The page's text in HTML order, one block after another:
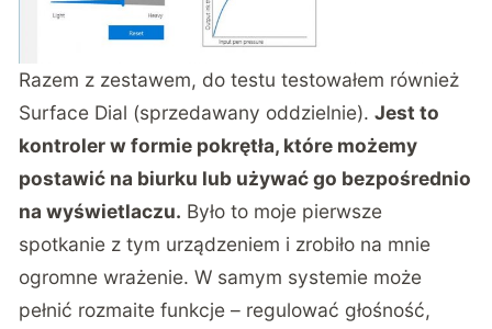
Razem z zestawem, do testu testowałem również
Surface Dial (sprzedawany oddzielnie).Jest to
kontroler w formie pokrętła, które możemy
postawić na biurku lub używać go bezpośrednio
na wyświetlaczu. Było to moje pierwsze
spotkanie z tym urządzeniem i zrobiło na mnie
ogromne wrażenie. W samym systemie może
pełnić rozmaite funkcje – regulować głośność,